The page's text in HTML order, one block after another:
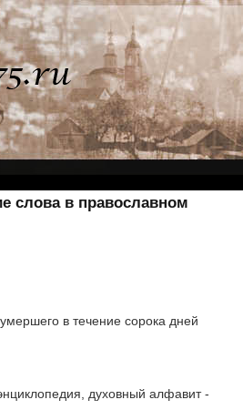
слова в православном
в течение сорока дней
духовный алфавит -